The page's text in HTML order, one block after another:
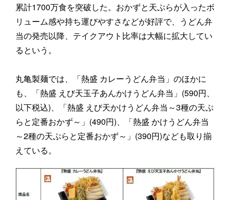
累計1700万食を突破した。おかずと天ぷらが入ったボ
リューム感や持ち運びやすさなどが好評で、うどん弁
当の発売以降、テイクアウト比率は大幅に拡大してい
るという。
丸亀製麺では、「熱盛 カレーうどん弁当」のほかに
も、「熱盛 えび天玉子あんかけうどん弁当」(590円、
以下税込)、「熱盛 えび天かけうどん弁当～3種の天ぷ
らと定番おかず～」(490円)、「熱盛 かけうどん弁当
～2種の天ぷらと定番おかず～」(390円)なども取り揃
えている。